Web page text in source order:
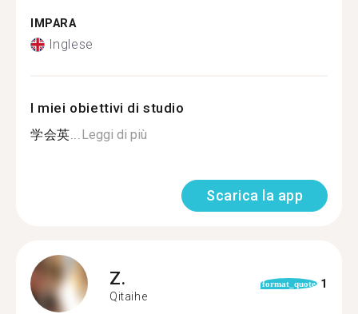
IMPARA
Inglese
I miei obiettivi di studio
学会英...Leggi di più
Scarica la app
Z.
Qitaihe
format_quote 1